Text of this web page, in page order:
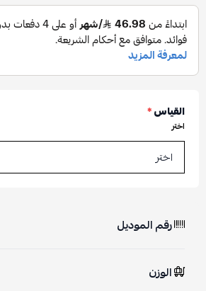
القياس*
اختر
رقم الموديل
الوزن